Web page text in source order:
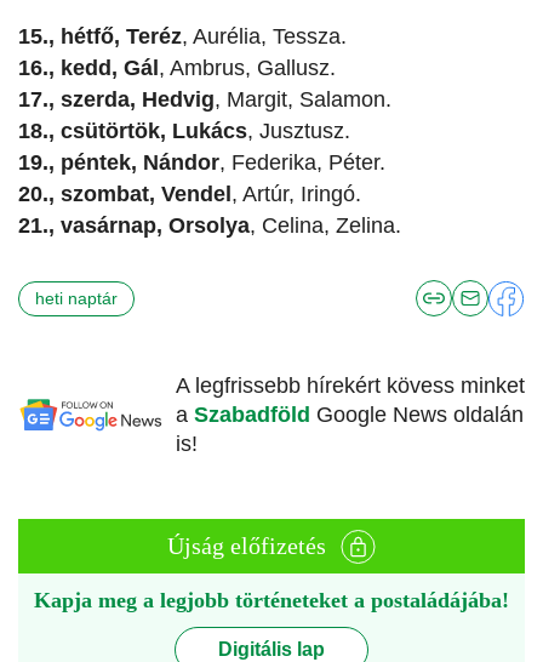
15., hétfő, Teréz, Aurélia, Tessza.
16., kedd, Gál , Ambrus, Gallusz.
17., szerda, Hedvig, Margit, Salamon.
18., csütörtök, Lukács, Jusztusz.
19., péntek, Nándor, Federika, Péter.
20., szombat, Vendel , Artúr, Iringó.
21., vasárnap, Orsolya, Celina, Zelina.
heti naptár
A legfrissebb hírekért kövess minket
a Szabadföld Google News oldalán
is!
Újság előfizetés
Kapja meg a legjobb történeteket a postaládájába!
Digitális lap